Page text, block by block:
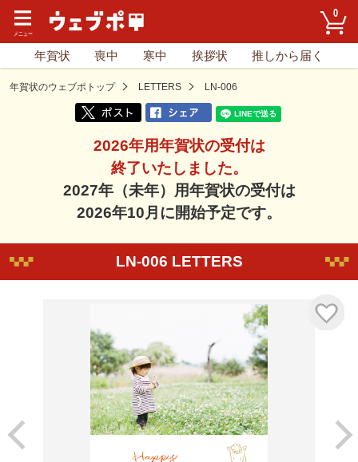
0
年賀状 喪中 寒中 挨拶状 推しから届く
年賀状のウェブポトップ LETTERS LN-006
2026年用年賀状の受付は
終了いたしました。
2027年（未年）用年賀状の受付は
2026年10月に開始予定です。
LN-006 LETTERS